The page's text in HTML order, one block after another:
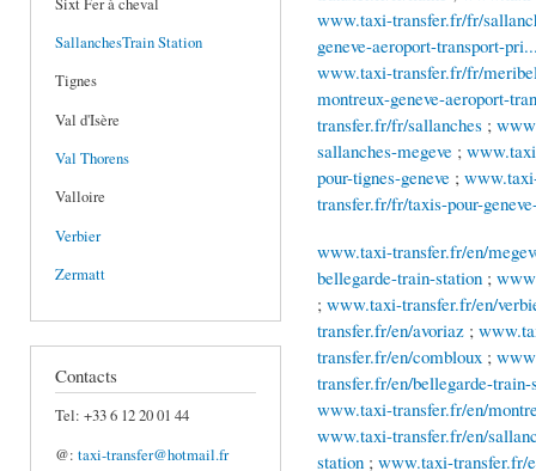
SallanchesTrain Station
Tignes
Val d'Isère
Val Thorens
Valloire
Verbier
Zermatt
Contacts
Tel: +33 6 12 20 01 44
@: taxi-transfer@hotmail.fr
www.taxi-transfer.fr/fr/
geneve-aeroport-transport-
www.taxi-transfer.fr/fr/
montreux-geneve-aeroport-
transfer.fr/fr/sallanches ;
sallanches-megeve ;
pour-tignes-geneve ;
transfer.fr/fr/taxis-pour-
www.taxi-transfer.fr/en/
bellegarde-train-station ;
; www.taxi-transfer.fr/en/
transfer.fr/en/avoriaz ;
transfer.fr/en/combloux ;
transfer.fr/en/bellegarde-train-
www.taxi-transfer.fr/en/
www.taxi-transfer.fr/en/
station ; www.taxi-transfer.fr/